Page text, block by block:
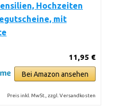
Hochzeiten
mit
11,95 €
Bei Amazon ansehen
Preis inkl. MwSt., zzgl. Versandkosten